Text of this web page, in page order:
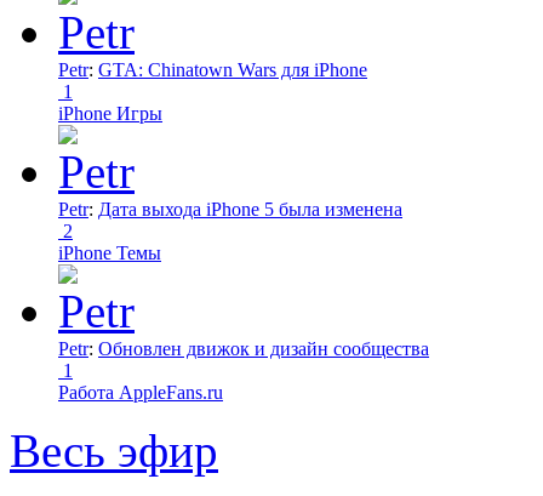
Petr: GTA: Chinatown Wars для iPhone
1
iPhone Игры
Petr: Дата выхода iPhone 5 была изменена
2
iPhone Темы
Petr: Обновлен движок и дизайн сообщества
1
Работа AppleFans.ru
Весь эфир